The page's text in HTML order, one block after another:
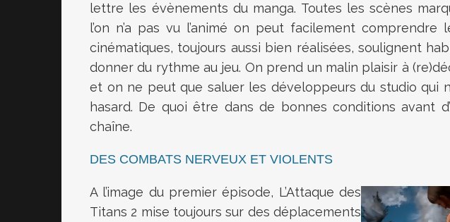
lettre les évènements du manga. Toutes les scènes
l’on n’a pas vu l’animé on peut facilement comprendre
cinématiques, toujours aussi bien réalisées, soulignent
donner du rythme au jeu. On prend un malin plaisir à
et on ne peut que saluer les développeurs du studio qui
hasard. De quoi être dans de bonnes conditions avant
chaîne.
DES COMBATS NERVEUX ET VIOLENTS
A l’image du premier épisode, L’Attaque des
Titans 2 mise toujours sur des déplacements